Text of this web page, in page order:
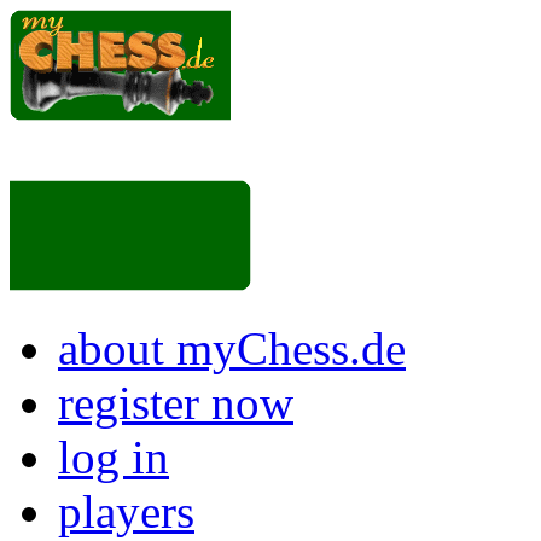
about myChess.de
register now
log in
players